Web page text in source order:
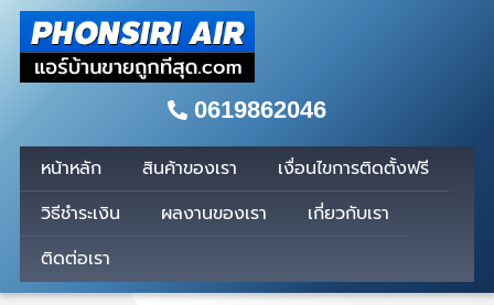
0619862046
หน้าหลัก สินค้าของเรา
เงื่อนไขการติดตั้งฟรี
วิธีชำระเงิน
ผลงานของเรา
เกี่ยวกับเรา
ติดต่อเรา